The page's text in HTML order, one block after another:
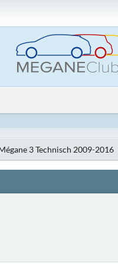
3 Technisch 2009-2016